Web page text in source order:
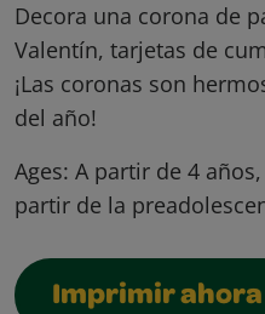
Decora una corona de
Valentín, tarjetas de
¡Las coronas son
del año!
Ages: A partir de 4
partir de la
Imprimir ahora